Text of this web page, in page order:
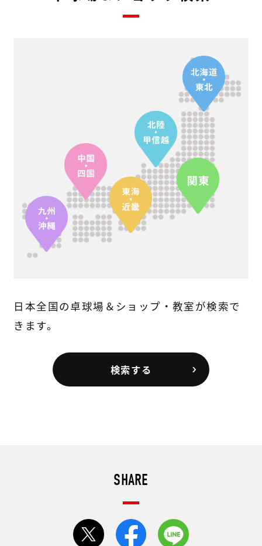
日本全国の卓球場＆ショップ・教室が検索で
きます。
検索する
SHARE